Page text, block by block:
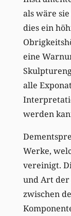
als wäre
dies ein
eine
alle
werden
Werke,
vereinigt.
und Art der
zwischen